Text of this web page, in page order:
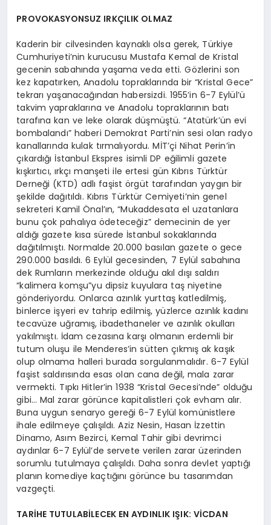
PROVOKASYONSUZ IRKÇILIK OLMAZ
Kaderin bir cilvesinden kaynaklı olsa gerek, Türkiye
Cumhuriyeti’nin kurucusu Mustafa Kemal de Kristal
gecenin sabahında yaşama veda etti. Gözlerini son
kez kapatırken, Anadolu topraklarında bir “Kristal Gece”
tekrarı yaşanacağından habersizdi. 1955’in 6-7 Eylül’ü
takvim yapraklarına ve Anadolu topraklarının batı
tarafına kan ve leke olarak düşmüştü. “Atatürk’ün evi
bombalandı” haberi Demokrat Parti’nin sesi olan radyo
kanallarında kulak tırmalıyordu. MİT’çi Nihat Perin’in
çıkardığı İstanbul Ekspres isimli DP eğilimli gazete
kışkırtıcı, ırkçı manşeti ile ertesi gün Kıbrıs Türktür
Derneği (KTD) adlı faşist örgüt tarafından yaygın bir
şekilde dağıtıldı. Kıbrıs Türktür Cemiyeti’nin genel
sekreteri Kamil Önal’ın, “Mukaddesata el uzatanlara
bunu çok pahalıya ödeteceğiz” demecinin de yer
aldığı gazete kısa sürede İstanbul sokaklarında
dağıtılmıştı. Normalde 20.000 basılan gazete o gece
290.000 basıldı. 6 Eylül gecesinden, 7 Eylül sabahına
dek Rumların merkezinde olduğu akıl dışı saldırı
“kalimera komşu”yu dipsiz kuyulara taş niyetine
gönderiyordu. Onlarca azınlık yurttaş katledilmiş,
binlerce işyeri ev tahrip edilmiş, yüzlerce azınlık kadını
tecavüze uğramış, ibadethaneler ve azınlık okulları
yakılmıştı. İdam cezasına karşı olmanın erdemli bir
tutum oluşu ile Menderes’in sütten çıkmış ak kaşık
olup olmama halleri burada sorgulanmalıdır. 6-7 Eylül
faşist saldırısında esas olan cana değil, mala zarar
vermekti. Tıpkı Hitler’in 1938 “Kristal Gecesi’nde” olduğu
gibi… Mal zarar görünce kapitalistleri çok evham alır.
Buna uygun senaryo gereği 6-7 Eylül komünistlere
ihale edilmeye çalışıldı. Aziz Nesin, Hasan İzzettin
Dinamo, Asım Bezirci, Kemal Tahir gibi devrimci
aydınlar 6-7 Eylül’de servete verilen zarar üzerinden
sorumlu tutulmaya çalışıldı. Daha sonra devlet yaptığı
planın komediye kaçtığını görünce bu tasarımdan
vazgeçti.
TARİHE TUTULABİLECEK EN AYDINLIK IŞIK: VİCDAN